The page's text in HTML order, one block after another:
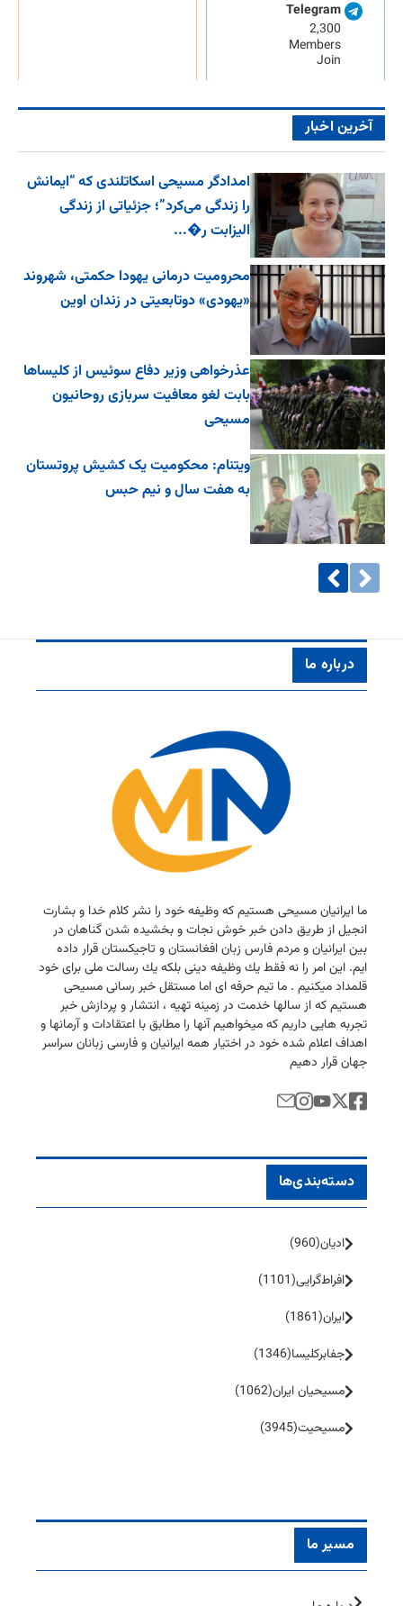
Telegram
2,300
Members
Join
آخرین اخبار
امدادگر مسیحی اسکاتلندی که “ایمانش
را زندگی می‌کرد”؛ جزئیاتی از زندگی
الیزابت ر�...
محرومیت درمانی یهودا حکمتی، شهروند
«یهودی» دوتابعیتی در زندان اوین
عذرخواهی وزیر دفاع سوئیس از کلیساها
بابت لغو معافیت سربازی روحانیون
مسیحی
ویتنام: محکومیت یک کشیش پروتستان
به هفت سال و نیم حبس
درباره ما
ما ایرانیان مسیحی هستیم كه وظیفه خود را نشر كلام خدا و بشارت
انجیل از طریق دادن خبر خوش نجات و بخشیده شدن گناهان در
بین ایرانیان و مردم فارس زبان افغانستان و تاجیكستان قرار داده
ایم. این امر را نه فقط یك وظیفه دینی بلكه یك رسالت ملی برای خود
قلمداد میكنیم . ما تیم حرفه ای اما مستقل خبر رسانی مسیحی
هستیم كه از سالها خدمت در زمینه تهیه ، انتشار و پردازش خبر
تجربه هایی داریم كه میخواهیم آنها را مطابق با اعتقادات و آرمانها و
اهداف اعلام شده خود در اختیار همه ایرانیان و فارسی زبانان سراسر
جهان قرار دهیم
دسته‌بندی‌ها
ادیان(960)
افراط‌گرایی(1101)
ایران(1861)
جفا‌بر‌کلیسا(1346)
مسیحیان ایران(1062)
مسیحیت(3945)
مسیر ما